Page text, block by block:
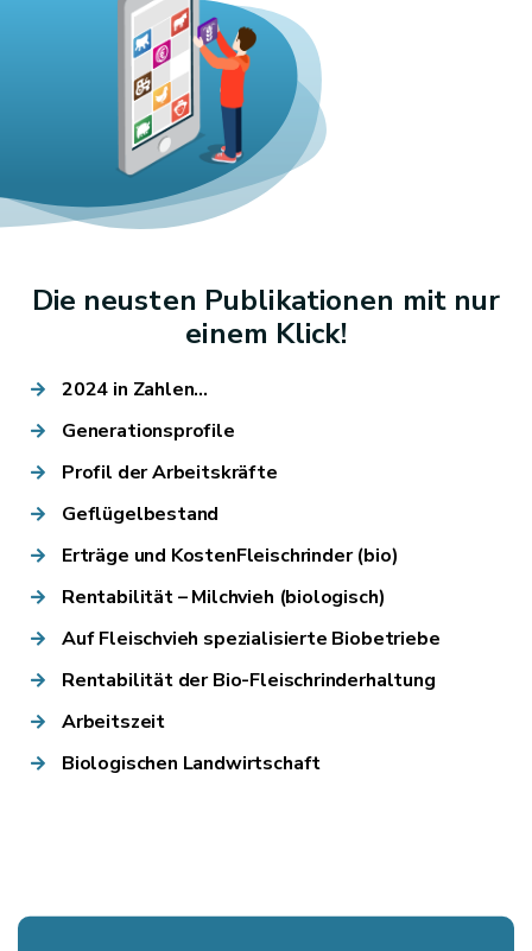
Die neusten Publikationen mit nur
einem Klick!
2024 in Zahlen...
Generationsprofile
Profil der Arbeitskräfte
Geflügelbestand
Erträge und KostenFleischrinder (bio)
Rentabilität – Milchvieh (biologisch)
Auf Fleischvieh spezialisierte Biobetriebe
Rentabilität der Bio-Fleischrinderhaltung
Arbeitszeit
Biologischen Landwirtschaft